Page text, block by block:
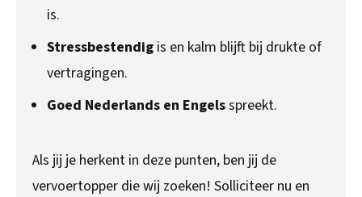
is.
Stressbestendig is en kalm blijft bij drukte of
vertragingen.
Goed Nederlands en Engelsspreekt.
Als jij je herkent in deze punten, ben jij de
vervoertopper die wij zoeken! Solliciteer nu en